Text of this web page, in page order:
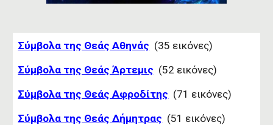
Σύμβολα της Θεάς Αθηνάς (35 εικόνες)
Σύμβολα της Θεάς Άρτεμις (52 εικόνες)
Σύμβολα της Θεάς Αφροδίτης (71 εικόνες)
Σύμβολα της Θεάς Δήμητρας (51 εικόνες)